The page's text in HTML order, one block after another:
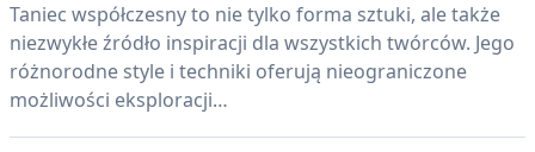
Taniec współczesny to nie tylko forma sztuki, ale także
niezwykłe źródło inspiracji dla wszystkich twórców. Jego
różnorodne style i techniki oferują nieograniczone
możliwości eksploracji…